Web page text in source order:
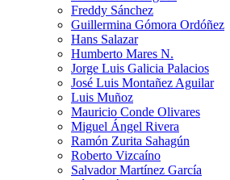
Freddy Sánchez
Guillermina Gómora Ordóñez
Hans Salazar
Humberto Mares N.
Jorge Luis Galicia Palacios
José Luis Montañez Aguilar
Luis Muñoz
Mauricio Conde Olivares
Miguel Ángel Rivera
Ramón Zurita Sahagún
Roberto Vizcaíno
Salvador Martínez García